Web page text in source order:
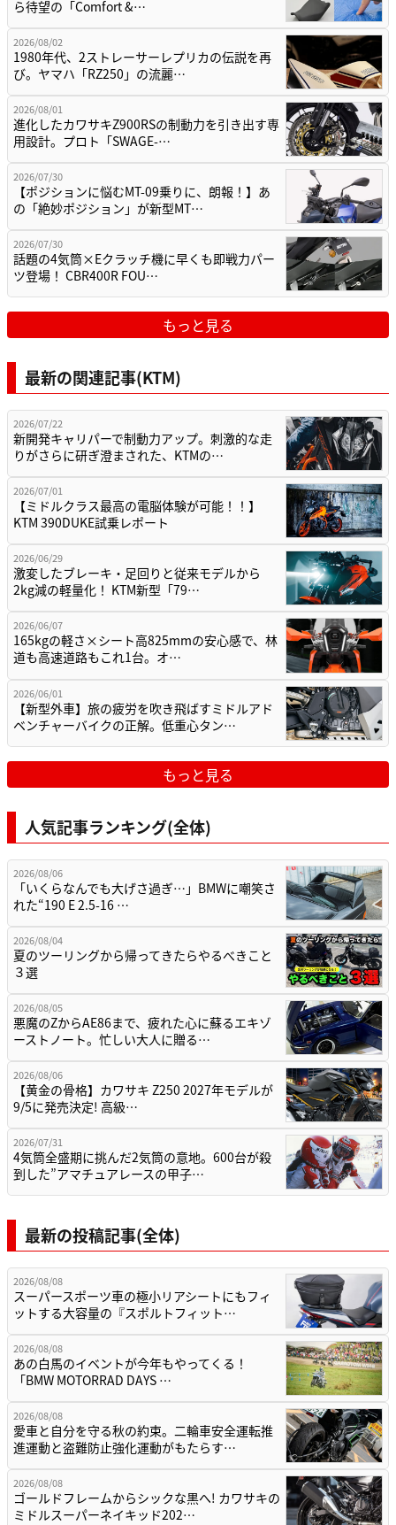
ら待望の「Comfort &…
2026/08/02
1980年代、2ストレーサーレプリカの伝説を再
び。ヤマハ「RZ250」の流麗…
2026/08/01
進化したカワサキZ900RSの制動力を引き出す専
用設計。プロト「SWAGE-…
2026/07/30
【ポジションに悩むMT-09乗りに、朗報！】あ
の「絶妙ポジション」が新型MT…
2026/07/30
話題の4気筒×Eクラッチ機に早くも即戦力パー
ツ登場！ CBR400R FOU…
もっと見る
最新の関連記事(KTM)
2026/07/22
新開発キャリパーで制動力アップ。刺激的な走
りがさらに研ぎ澄まされた、KTMの…
2026/07/01
【ミドルクラス最高の電脳体験が可能！！】
KTM 390DUKE試乗レポート
2026/06/29
激変したブレーキ・足回りと従来モデルから
2kg減の軽量化！ KTM新型「79…
2026/06/07
165kgの軽さ×シート高825mmの安心感で、林
道も高速道路もこれ1台。オ…
2026/06/01
【新型外車】旅の疲労を吹き飛ばすミドルアド
ベンチャーバイクの正解。低重心タン…
もっと見る
人気記事ランキング(全体)
2026/08/06
「いくらなんでも大げさ過ぎ…」BMWに嘲笑さ
れた“190 E 2.5-16 …
2026/08/04
夏のツーリングから帰ってきたらやるべきこと
３選
2026/08/05
悪魔のZからAE86まで、疲れた心に蘇るエキゾ
ーストノート。忙しい大人に贈る…
2026/08/06
【黄金の骨格】カワサキ Z250 2027年モデルが
9/5に発売決定! 高級…
2026/07/31
4気筒全盛期に挑んだ2気筒の意地。600台が殺
到した”アマチュアレースの甲子…
最新の投稿記事(全体)
2026/08/08
スーパースポーツ車の極小リアシートにもフィ
ットする大容量の『スポルトフィット…
2026/08/08
あの白馬のイベントが今年もやってくる！
「BMW MOTORRAD DAYS …
2026/08/08
愛車と自分を守る秋の約束。二輪車安全運転推
進運動と盗難防止強化運動がもたらす…
2026/08/08
ゴールドフレームからシックな黒へ! カワサキの
ミドルスーパーネイキッド202…